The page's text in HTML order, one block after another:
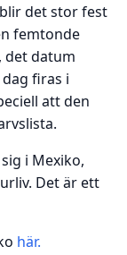
det stor fest
femtonde
det datum
firas i
att den
i Mexiko,
Det är ett
här.